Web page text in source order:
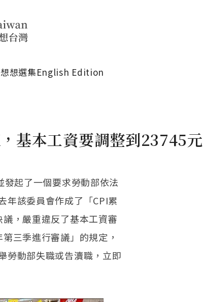
想想選集English Edition
基本工資要調整到23745元
起了一個要求勞動部依法
年該委員會作成了「CPI累
，嚴重違反了基本工資審
三季進行審議」的規定，
勞動部失職或告瀆職，立即